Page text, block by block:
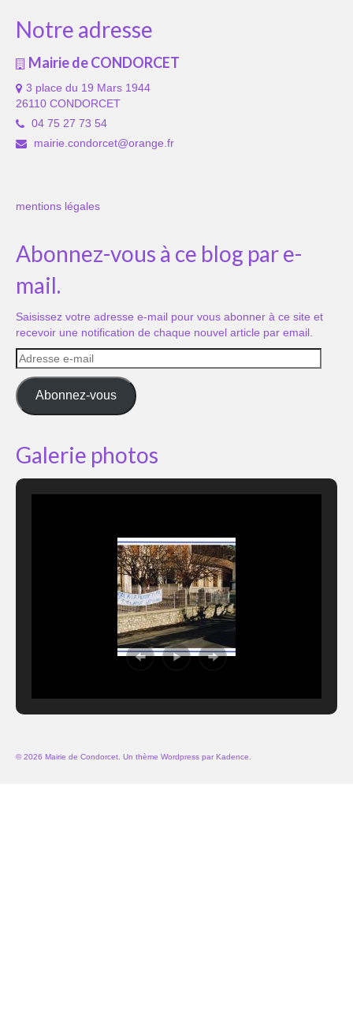
Notre adresse
Mairie de CONDORCET
3 place du 19 Mars 1944
26110 CONDORCET
04 75 27 73 54
mairie.condorcet@orange.fr
mentions légales
Abonnez-vous à ce blog par e-
mail.
Saisissez votre adresse e-mail pour vous abonner à ce site et
recevoir une notification de chaque nouvel article par email.
Adresse
e-
mail
Abonnez-vous
Galerie photos
© 2026 Mairie de Condorcet. Un thème Wordpress par Kadence.